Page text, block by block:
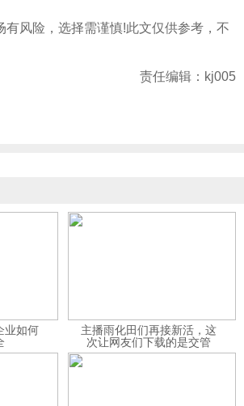
有风险，选择需谨慎!此文仅供参考，不
责任编辑：kj005
业如何
主播雨化田们再接新活，这
次让网友们下载的是交管
12123APP